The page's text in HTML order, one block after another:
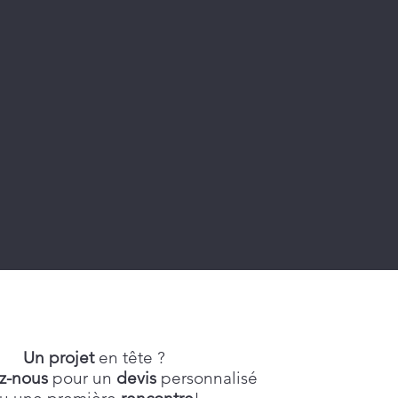
Un projeten tête ?
nous pour un devis personnalisé